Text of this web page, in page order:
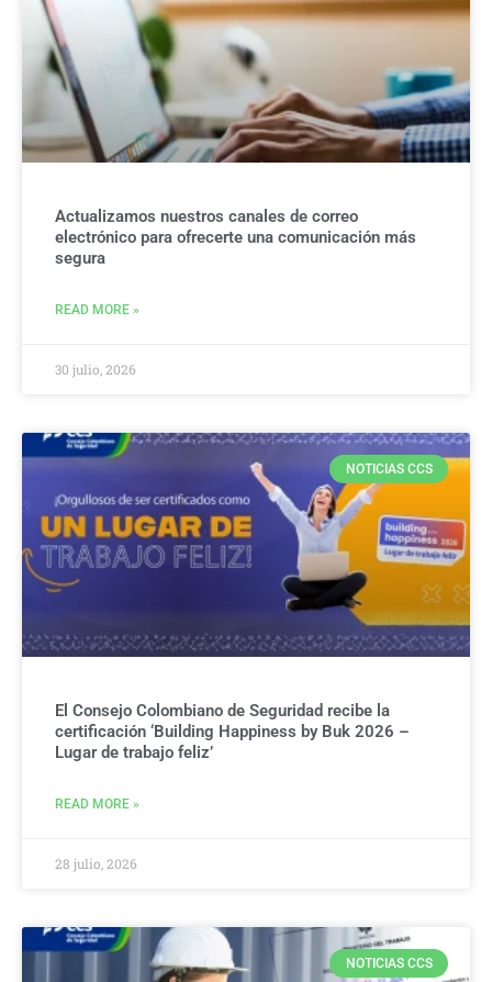
Actualizamos nuestros canales de correo
electrónico para ofrecerte una comunicación más
segura
READ MORE »
30 julio, 2026
NOTICIAS CCS
El Consejo Colombiano de Seguridad recibe la
certificación ‘Building Happiness by Buk 2026 –
Lugar de trabajo feliz’
READ MORE »
28 julio, 2026
NOTICIAS CCS